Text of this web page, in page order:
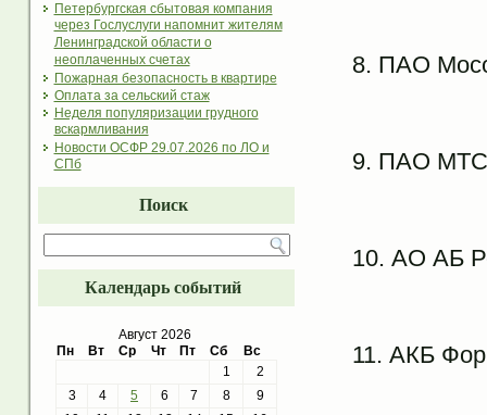
Петербургская сбытовая компания
через Гослуслуги напомнит жителям
Ленинградской области о
неоплаченных счетах
Пожарная безопасность в квартире
Оплата за сельский стаж
Неделя популяризации грудного
вскармливания
Новости ОСФР 29.07.2026 по ЛО и
СПб
Поиск
Календарь событий
Август 2026
Пн
Вт Ср Чт Пт Сб
Вс
1
2
3
4 5 6 7 8
9
ПАО
ПАО
АО АБ
АКБ